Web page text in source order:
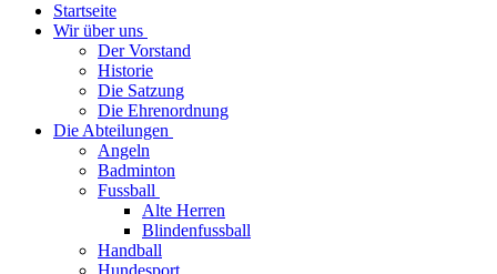
Startseite
Wir über uns
Der Vorstand
Historie
Die Satzung
Die Ehrenordnung
Die Abteilungen
Angeln
Badminton
Fussball
Alte Herren
Blindenfussball
Handball
Hundesport